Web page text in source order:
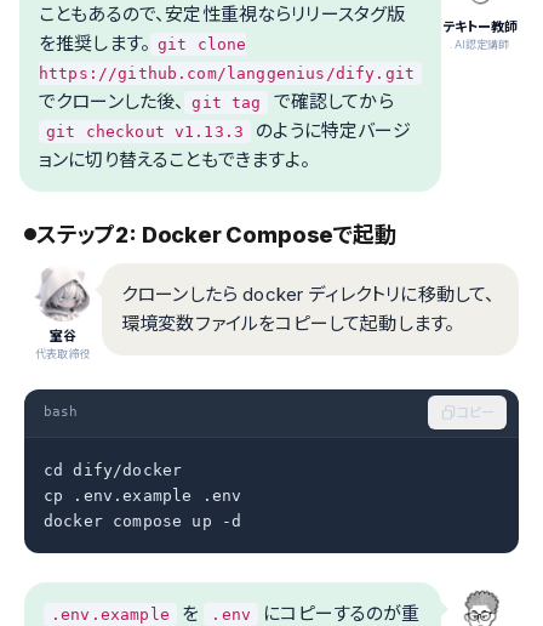
テキトー教師
.AI認定講師
こともあるので、安定性重視ならリリースタグ版
を推奨します。 git clone
https://github.com/langgenius/dify.git
でクローンした後、 git tag で確認してから
git checkout v1.13.3
のように特定バージ
ョンに切り替えることもできますよ。
ステップ2: Docker Composeで起動
室谷
代表取締役
クローンしたら docker ディレクトリに移動して、
環境変数ファイルをコピーして起動します。
bash コピー
cd dify/docker
cp .env.example .env
docker compose up -d
.env.example を .env
にコピーするのが重